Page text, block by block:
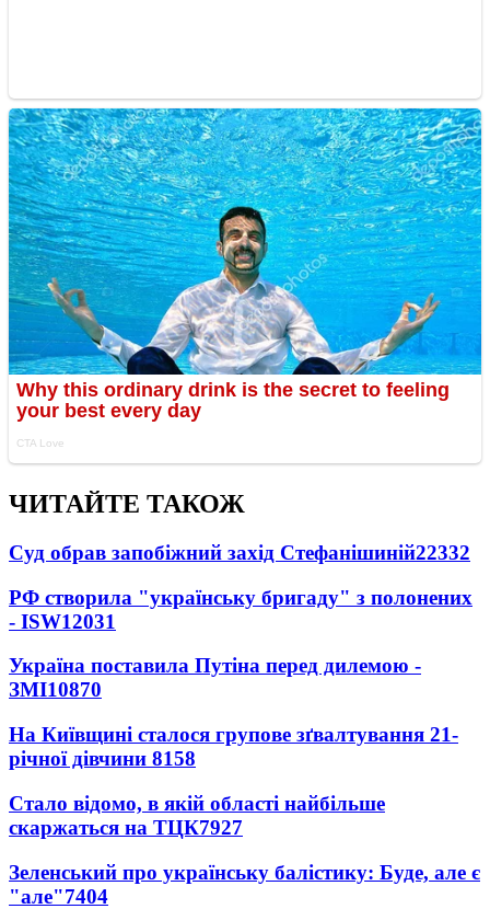
ЧИТАЙТЕ ТАКОЖ
Суд обрав запобіжний захід Стефанішиній22332
РФ створила "українську бригаду" з полонених
- ISW12031
Україна поставила Путіна перед дилемою -
ЗМІ10870
На Київщині сталося групове зґвалтування 21-
річної дівчини 8158
Стало відомо, в якій області найбільше
скаржаться на ТЦК7927
Зеленський про українську балістику: Буде, але є
"але"7404